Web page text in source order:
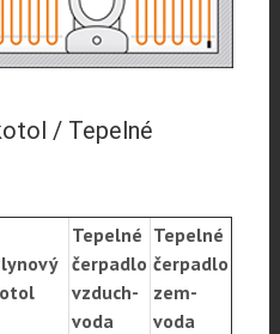
/ Tepelné
Tepelné
čerpadlo
vzduch-
voda
Tepelné
čerpadlo
zem-
voda